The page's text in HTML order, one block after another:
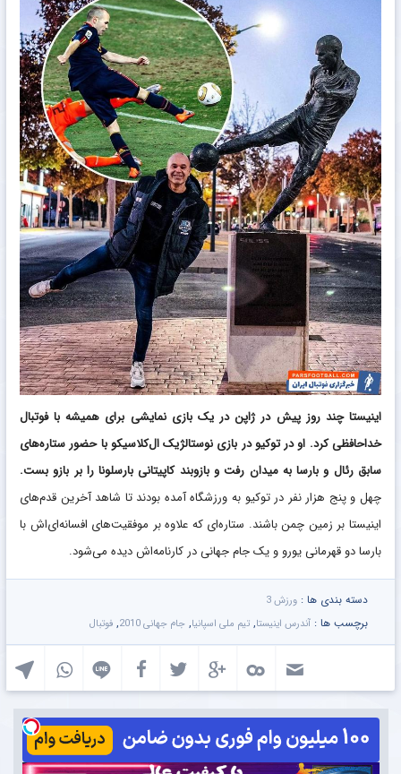
اینیستا چند روز پیش در ژاپن در یک بازی نمایشی برای همیشه با ‏فوتبال
خداحافظی کرد. او در توکیو در بازی نوستالژیک ال‌کلاسیکو با ‏حضور ‏ستاره‌های
سابق رئال و بارسا به میدان رفت و بازوبند ‏کاپیتانی ‏بارسلونا را بر بازو بست.
چهل و پنج هزار نفر در توکیو به ‏ورزشگاه ‏آمده بودند تا شاهد آخرین قدم‌های
اینیستا بر زمین چمن ‏باشند. ‏ستاره‌ای که علاوه بر موفقیت‌های افسانه‌ای‌اش با
بارسا دو ‏قهرمانی ‏یورو و یک جام جهانی در کارنامه‌اش دیده می‌شود. ‏
دسته بندی ها : ورزش 3
برچسب ها : آندرس اینیستا, تیم ملی اسپانیا, جام جهانی 2010 , فوتبال